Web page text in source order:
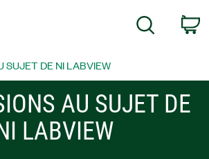
Search
SUJET DE NI LABVIEW
AU SUJET DE
LABVIEW